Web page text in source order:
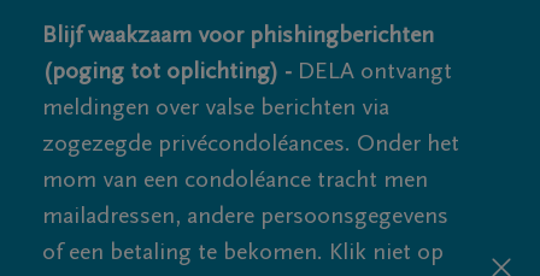
Blijf waakzaam voor phishingberichten
(poging tot oplichting) - DELA ontvangt
meldingen over valse berichten via
zogezegde privécondoléances. Onder het
mom van een condoléance tracht men
mailadressen, andere persoonsgegevens
of een betaling te bekomen. Klik niet op